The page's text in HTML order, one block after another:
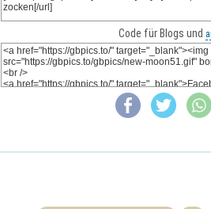
Code für Blogs und